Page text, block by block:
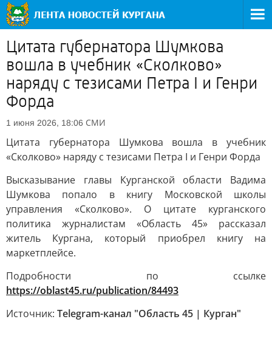
Цитата губернатора Шумкова
вошла в учебник «Сколково»
наряду с тезисами Петра I и Генри
Форда
1 июня 2026, 18:06 СМИ
Цитата губернатора Шумкова вошла в учебник
«Сколково» наряду с тезисами Петра I и Генри Форда
Высказывание главы Курганской области Вадима
Шумкова попало в книгу Московской школы
управления «Сколково». О цитате курганского
политика журналистам «Область 45» рассказал
житель Кургана, который приобрел книгу на
маркетплейсе.
Подробности по ссылке
https://oblast45.ru/publication/84493
Источник: Telegram-канал "Область 45 | Курган"